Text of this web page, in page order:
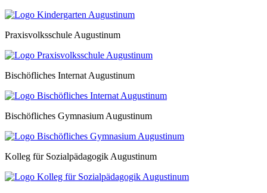
Praxisvolksschule Augustinum
Bischöfliches Internat Augustinum
Bischöfliches Gymnasium Augustinum
Kolleg für Sozialpädagogik Augustinum